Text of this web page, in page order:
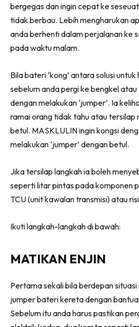
bergegas dan ingin cepat ke
tidak berbau. Lebih mengharukan
anda berhenti dalam perjalanan ke
pada waktu malam.
Bila bateri ‘kong’ antara solusi
sebelum anda pergi ke bengkel
dengan melakukan ‘jumper’. Ia
ramai orang tidak tahu atau tersilap
betul. MASKLULIN ingin kongsi
melakukan ‘jumper’ dengan betul.
Jika tersilap langkah ia boleh
seperti litar pintas pada komponen
TCU (unit kawalan transmisi) atau
Ikuti langkah-langkah di bawah:
MATIKAN ENJIN
Pertama sekali bila berdepan
jumper bateri kereta dengan
Sebelum itu anda harus pastikan